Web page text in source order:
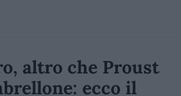
altro che Proust
ecco il